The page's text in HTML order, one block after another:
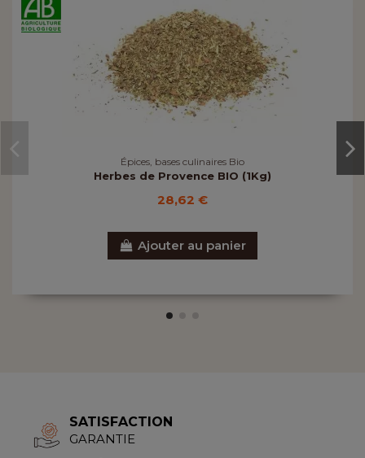
Épices, bases culinaires Bio
Herbes de Provence BIO (1Kg)
28,62 €
Ajouter au panier
SATISFACTION
GARANTIE